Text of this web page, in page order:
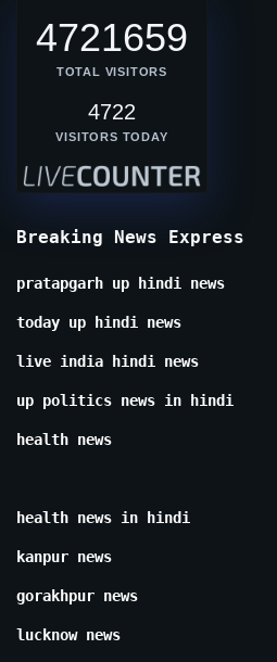
4721659
TOTAL VISITORS
4722
VISITORS TODAY
Breaking News Express
pratapgarh up hindi news
today up hindi news
live india hindi news
up politics news in hindi
health news
health news in hindi
kanpur news
gorakhpur news
lucknow news